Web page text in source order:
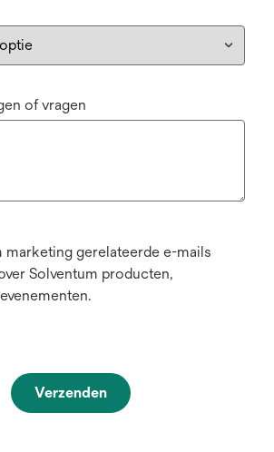
of vragen
marketing gerelateerde e-mails
Solventum producten,
Verzenden